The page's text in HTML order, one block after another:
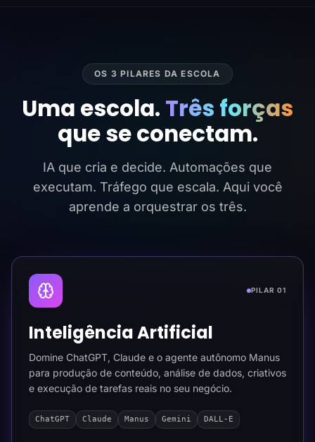
OS 3 PILARES DA ESCOLA
Uma escola. Três forças
que se conectam.
IA que cria e decide. Automações que
executam. Tráfego que escala. Aqui você
aprende a orquestrar os três.
PILAR 01
Inteligência Artificial
Domine ChatGPT, Claude e o agente autônomo Manus
para produção de conteúdo, análise de dados, criativos
e execução de tarefas reais no seu negócio.
ChatGPT Claude Manus Gemini DALL-E